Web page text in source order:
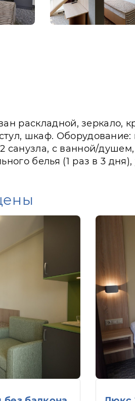
раскладной, зеркало,
шкаф.
санузла, с ванной/
белья (1 раз в 3